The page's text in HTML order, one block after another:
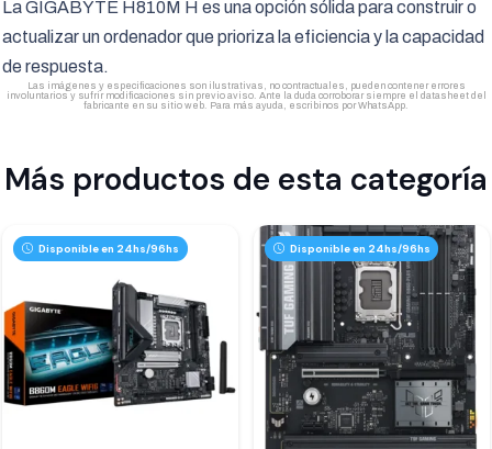
La GIGABYTE H810M H es una opción sólida para construir o
actualizar un ordenador que prioriza la eficiencia y la capacidad
de respuesta.
Las imágenes y especificaciones son ilustrativas, no contractuales, pueden contener errores
involuntarios y sufrir modificaciones sin previo aviso. Ante la duda corroborar siempre el datasheet del
fabricante en su sitio web. Para más ayuda, escribinos por WhatsApp.
Más productos de esta categoría
Disponible en 24hs/96hs Disponible en 24hs/96hs